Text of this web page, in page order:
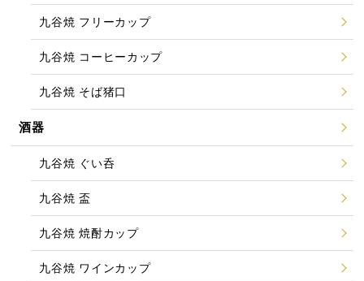
九谷焼 フリーカップ
九谷焼 コーヒーカップ
九谷焼 そば猪口
酒器
九谷焼 ぐい呑
九谷焼 盃
九谷焼 焼酎カップ
九谷焼 ワインカップ